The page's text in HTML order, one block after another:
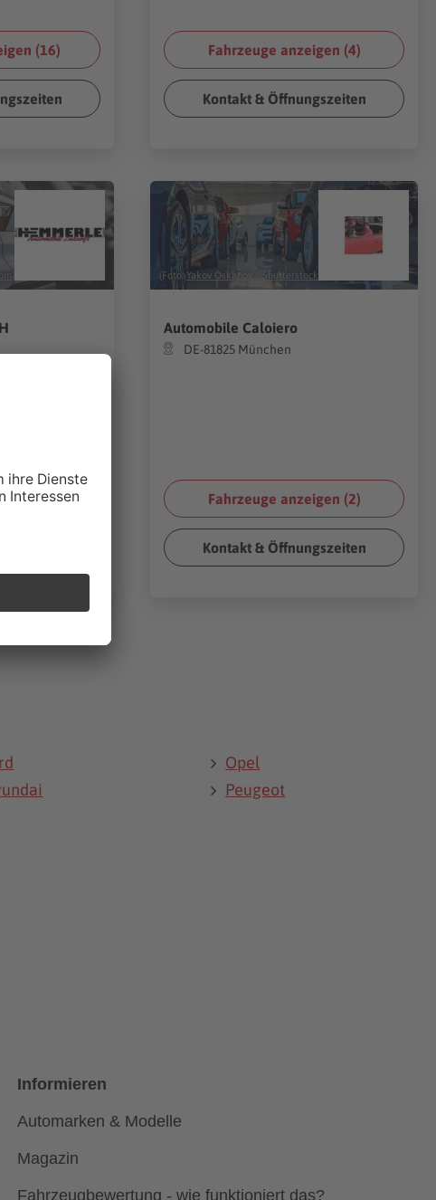
(16) Fahrzeuge anzeigen (4)
Kontakt & Öffnungszeiten
(11)
(Foto:Yakov Oskanov Shutterstock.com
Automobile Caloiero
DE-81825 München
Fahrzeuge anzeigen (2)
Kontakt & Öffnungszeiten
Opel
Peugeot
Informieren
Automarken & Modelle
Magazin
Fahrzeugbewertung - wie funktioniert das?